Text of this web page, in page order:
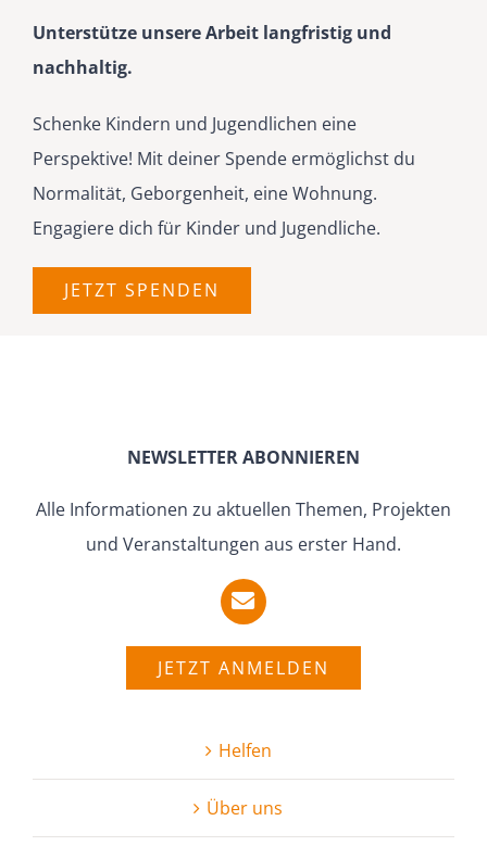
Unter­stütze unsere Arbeit langfristig und
nachhaltig.
Schenke Kindern und Jugend­lichen eine
Perspektive! Mit deiner Spende ermög­lichst du
Norma­lität, Gebor­genheit, eine Wohnung.
Engagiere dich für Kinder und Jugendliche.
JETZT SPENDEN
NEWSLETTER ABONNIEREN
Alle Infor­ma­tionen zu aktuellen Themen, Projekten
und Veran­stal­tungen aus erster Hand.
JETZT ANMELDEN
Helfen
Über uns